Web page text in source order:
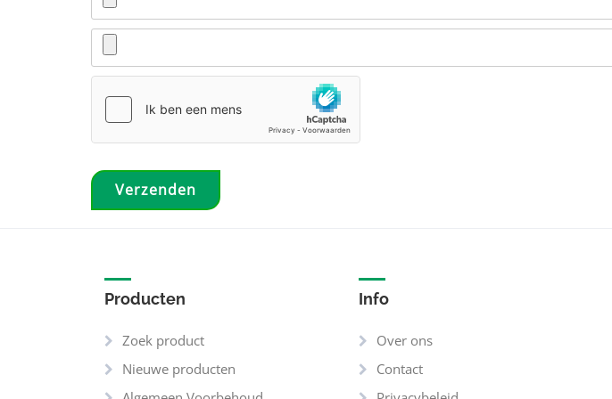
Producten
Zoek product
Nieuwe producten
Info
Over ons
Contact